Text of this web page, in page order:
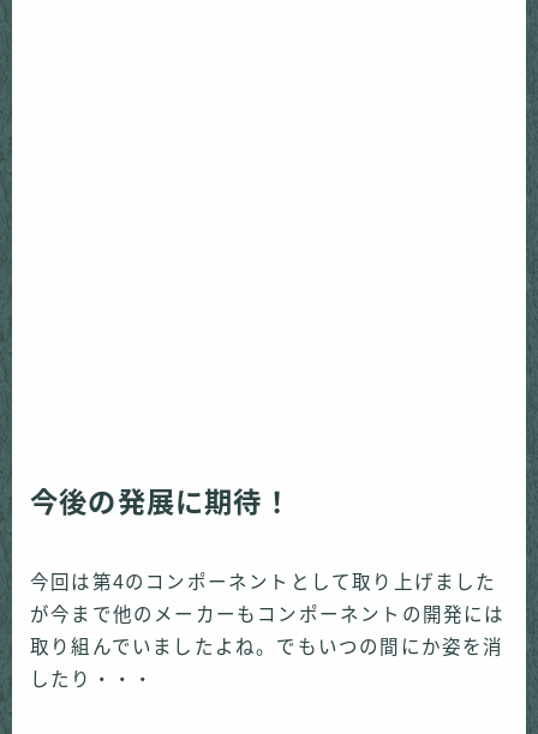
今後の発展に期待！
今回は第4のコンポーネントとして取り上げました
が今まで他のメーカーもコンポーネントの開発には
取り組んでいましたよね。でもいつの間にか姿を消
したり・・・